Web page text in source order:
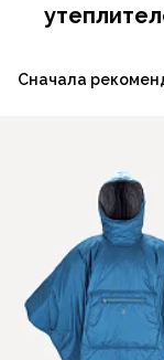
Сначала